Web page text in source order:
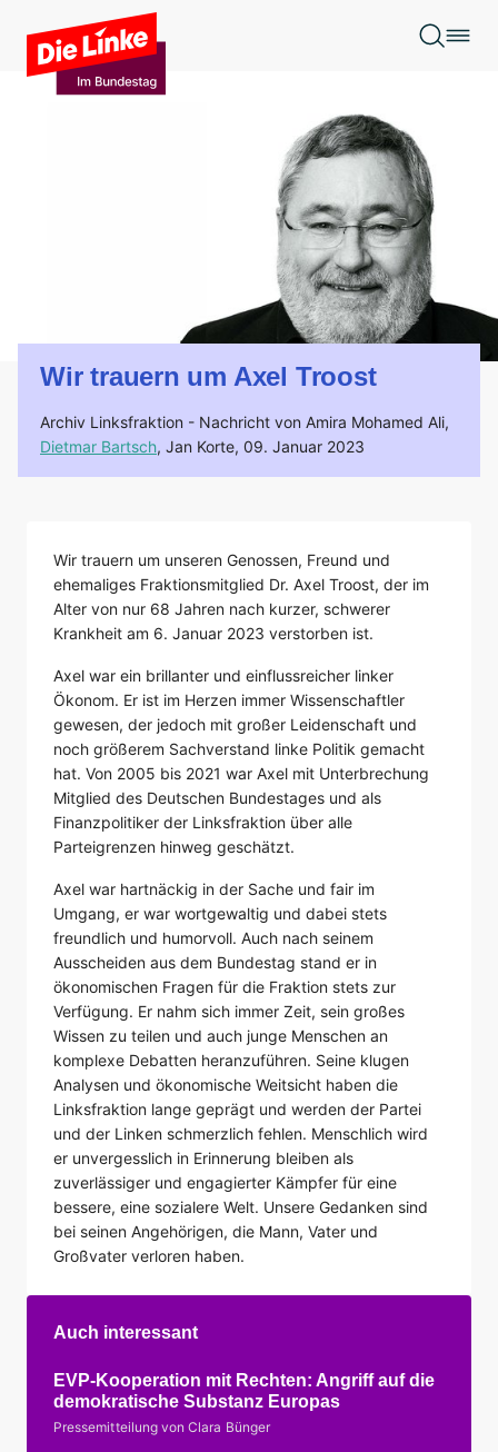
Zum Hauptinhalt springen
Wir trauern um Axel Troost
Archiv Linksfraktion - Nachricht von Amira Mohamed Ali,
Dietmar Bartsch, Jan Korte, 09. Januar 2023
Wir trauern um unseren Genossen, Freund und
ehemaliges Fraktionsmitglied Dr. Axel Troost, der im
Alter von nur 68 Jahren nach kurzer, schwerer
Krankheit am 6. Januar 2023 verstorben ist.
Axel war ein brillanter und einflussreicher linker
Ökonom. Er ist im Herzen immer Wissenschaftler
gewesen, der jedoch mit großer Leidenschaft und
noch größerem Sachverstand linke Politik gemacht
hat. Von 2005 bis 2021 war Axel mit Unterbrechung
Mitglied des Deutschen Bundestages und als
Finanzpolitiker der Linksfraktion über alle
Parteigrenzen hinweg geschätzt.
Axel war hartnäckig in der Sache und fair im
Umgang, er war wortgewaltig und dabei stets
freundlich und humorvoll. Auch nach seinem
Ausscheiden aus dem Bundestag stand er in
ökonomischen Fragen für die Fraktion stets zur
Verfügung. Er nahm sich immer Zeit, sein großes
Wissen zu teilen und auch junge Menschen an
komplexe Debatten heranzuführen. Seine klugen
Analysen und ökonomische Weitsicht haben die
Linksfraktion lange geprägt und werden der Partei
und der Linken schmerzlich fehlen. Menschlich wird
er unvergesslich in Erinnerung bleiben als
zuverlässiger und engagierter Kämpfer für eine
bessere, eine sozialere Welt. Unsere Gedanken sind
bei seinen Angehörigen, die Mann, Vater und
Großvater verloren haben.
Auch interessant
EVP-Kooperation mit Rechten: Angriff auf die
demokratische Substanz Europas
Pressemitteilung von Clara Bünger